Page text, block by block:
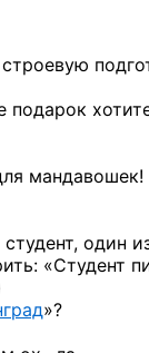
подарок
мандавошек!
один
«Студент
»?